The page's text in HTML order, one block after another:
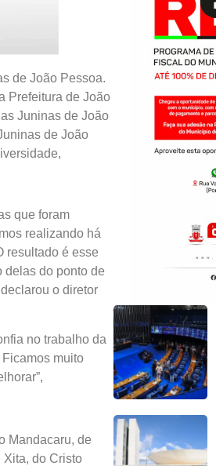
de João Pessoa.
Prefeitura de João
Juninas de João
de João
que foram
realizando há
resultado é esse
delas do ponto de
o diretor
no trabalho da
muito
Mandacaru, de
Xita, do Cristo